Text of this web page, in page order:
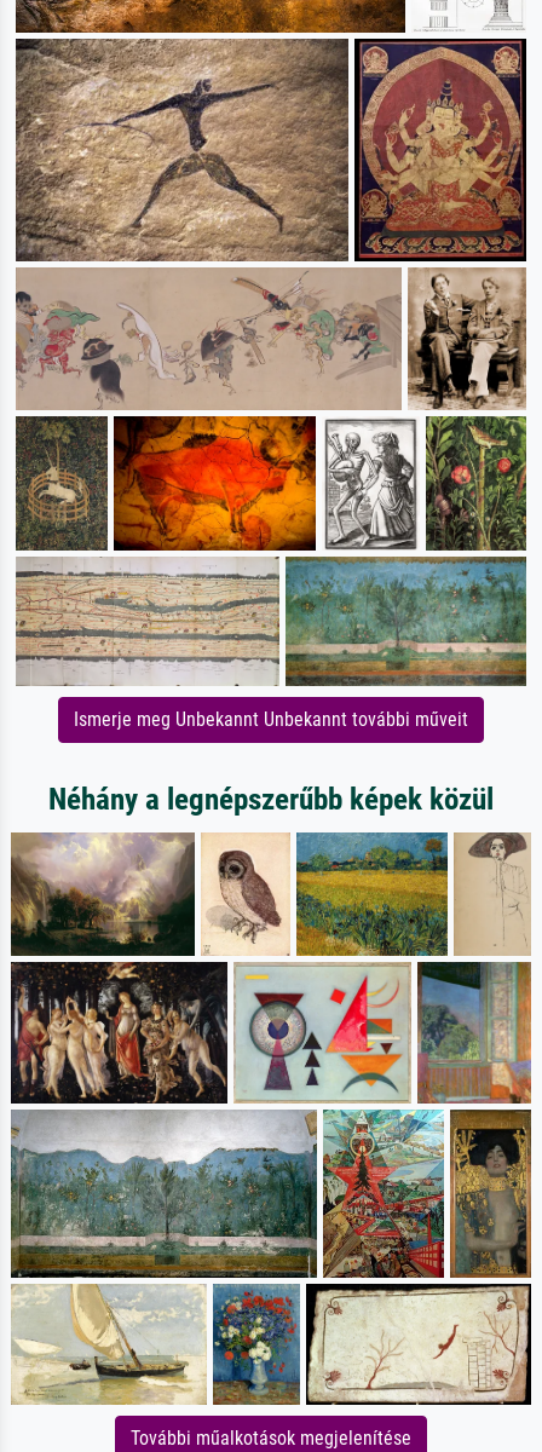
Ismerje meg Unbekannt Unbekannt további műveit
Néhány a legnépszerűbb képek közül
További műalkotások megjelenítése